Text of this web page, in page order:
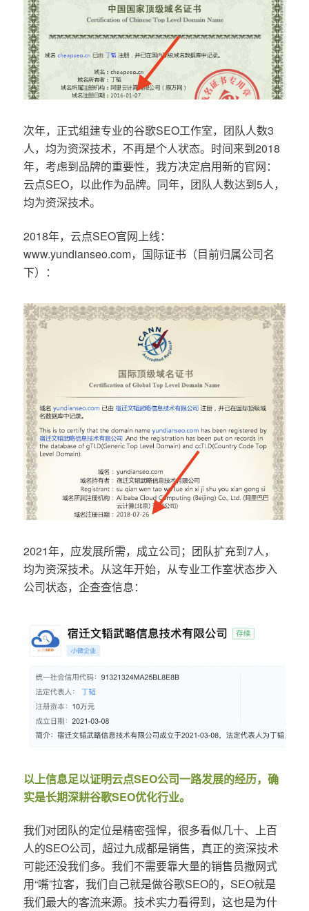
次年，正式组建专业的谷歌SEO工作室，团队人数3
人，均为资深技术，不再是个人状态。时间来到2018
年，考虑到品牌的重要性，我方决定启用新的官网：
云点SEO，以此作为品牌。同年，团队人数达到5人，
均为资深技术。
2018年，云点SEO官网上线：
www.yundianseo.com，国际证书（目前归属公司名
下）：
2021年，应发展所需，成立公司；团队扩充到7人，
均为资深技术。从这年开始，从专业工作室状态步入
公司状态，企查查信息：
以上信息足以证明云点SEO公司一路发展的经历，确
实是长期深耕谷歌SEO优化行业。
我们对团队的定位是精密强悍，很多看似几十、上百
人的SEO公司，超过九成都是销售，真正的资深技术
可能还没我们多。我们不需要靠大量的销售员撒网式
用“嘴”拉客，我们自己就是做谷歌SEO的，SEO就是
我们最大的客流来源。技术实力看得到，这也是为什